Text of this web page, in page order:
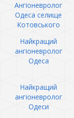
Ангіоневролог
Одеса селище
Котовського
Найкращий
ангіоневролог
Одеса
Найкращий
ангіоневролог
Одеси